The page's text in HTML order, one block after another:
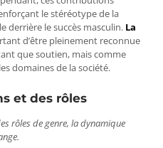
le stéréotype de la
derrière le succès masculin. La
d’être pleinement reconnue
que soutien, mais comme
domaines de la société.
et des rôles
rôles de genre, la dynamique